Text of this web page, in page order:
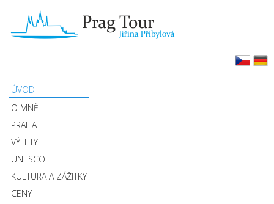
ÚVOD
O MNĚ
PRAHA
VÝLETY
UNESCO
KULTURA A ZÁŽITKY
CENY